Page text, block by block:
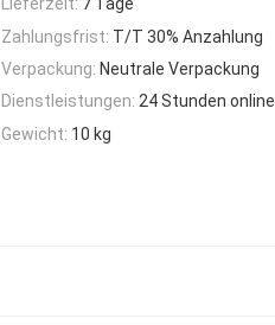
Lieferzeit: 7 Tage
Zahlungsfrist: T/T 30% Anzahlung
Verpackung: Neutrale Verpackung
Dienstleistungen: 24 Stunden online
Gewicht: 10 kg